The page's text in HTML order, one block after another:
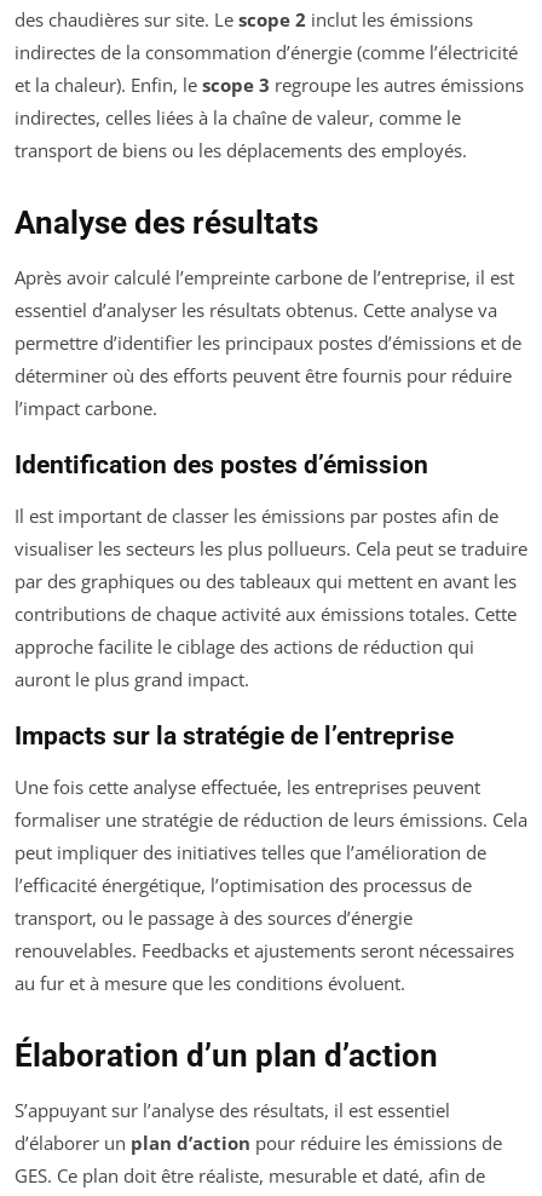
des chaudières sur site. Le scope 2 inclut les émissions
indirectes de la consommation d’énergie (comme l’électricité
et la chaleur). Enfin, le scope 3 regroupe les autres émissions
indirectes, celles liées à la chaîne de valeur, comme le
transport de biens ou les déplacements des employés.
Analyse des résultats
Après avoir calculé l’empreinte carbone de l’entreprise, il est
essentiel d’analyser les résultats obtenus. Cette analyse va
permettre d’identifier les principaux postes d’émissions et de
déterminer où des efforts peuvent être fournis pour réduire
l’impact carbone.
Identification des postes d’émission
Il est important de classer les émissions par postes afin de
visualiser les secteurs les plus pollueurs. Cela peut se traduire
par des graphiques ou des tableaux qui mettent en avant les
contributions de chaque activité aux émissions totales. Cette
approche facilite le ciblage des actions de réduction qui
auront le plus grand impact.
Impacts sur la stratégie de l’entreprise
Une fois cette analyse effectuée, les entreprises peuvent
formaliser une stratégie de réduction de leurs émissions. Cela
peut impliquer des initiatives telles que l’amélioration de
l’efficacité énergétique, l’optimisation des processus de
transport, ou le passage à des sources d’énergie
renouvelables. Feedbacks et ajustements seront nécessaires
au fur et à mesure que les conditions évoluent.
Élaboration d’un plan d’action
S’appuyant sur l’analyse des résultats, il est essentiel
d’élaborer un plan d’action pour réduire les émissions de
GES. Ce plan doit être réaliste, mesurable et daté, afin de